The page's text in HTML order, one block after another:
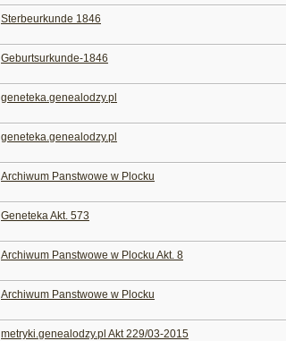
Sterbeurkunde 1846
Geburtsurkunde-1846
geneteka.genealodzy.pl
geneteka.genealodzy.pl
Archiwum Panstwowe w Plocku
Geneteka Akt. 573
Archiwum Panstwowe w Plocku Akt. 8
Archiwum Panstwowe w Plocku
metryki.genealodzy.pl Akt 229/03-2015